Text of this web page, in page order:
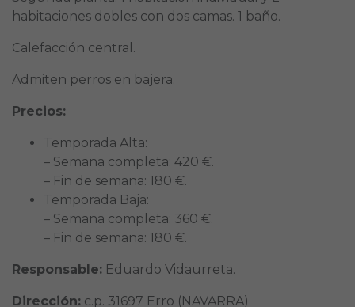
habitaciones dobles con dos camas. 1 baño.
Calefacción central.
Admiten perros en bajera.
Precios:
Temporada Alta:
– Semana completa: 420 €.
– Fin de semana: 180 €.
Temporada Baja:
– Semana completa: 360 €.
– Fin de semana: 180 €.
Responsable: Eduardo Vidaurreta.
Dirección: c.p. 31697 Erro (NAVARRA)